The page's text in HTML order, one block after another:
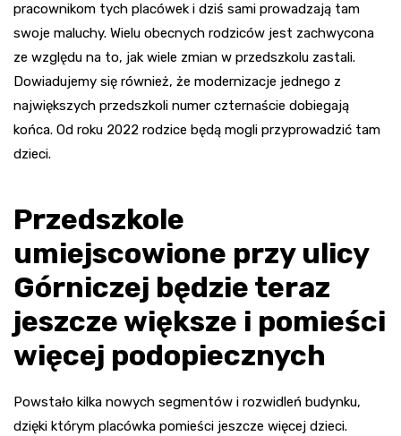
pracownikom tych placówek i dziś sami prowadzają tam
swoje maluchy. Wielu obecnych rodziców jest zachwycona
ze względu na to, jak wiele zmian w przedszkolu zastali.
Dowiadujemy się również, że modernizacje jednego z
największych przedszkoli numer czternaście dobiegają
końca. Od roku 2022 rodzice będą mogli przyprowadzić tam
dzieci.
Przedszkole
umiejscowione przy ulicy
Górniczej będzie teraz
jeszcze większe i pomieści
więcej podopiecznych
Powstało kilka nowych segmentów i rozwidleń budynku,
dzięki którym placówka pomieści jeszcze więcej dzieci.